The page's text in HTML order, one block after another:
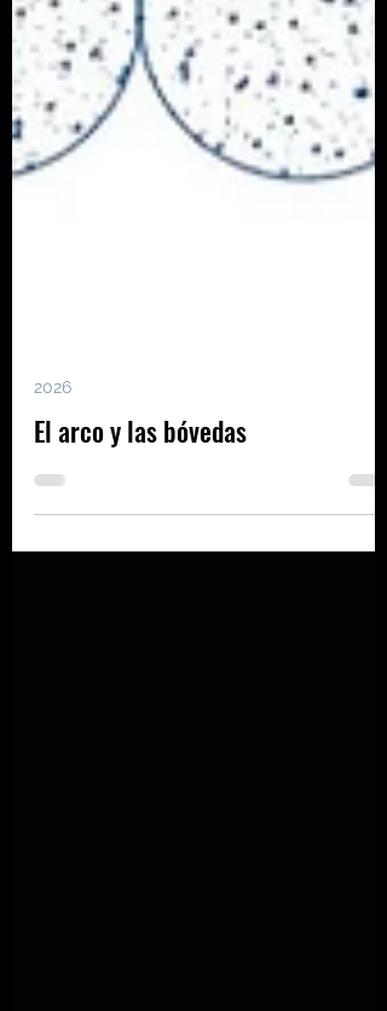
2026
El arco y las bóvedas